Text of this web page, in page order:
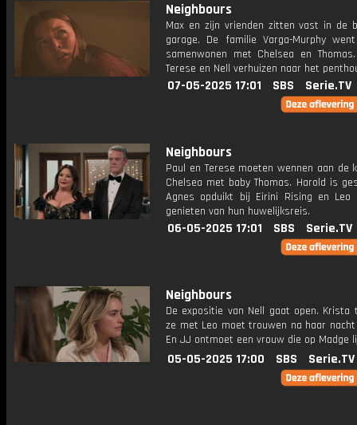
Neighbours
Max en zijn vrienden zitten vast in de
garage. De familie Varga-Murphy
samenwonen met Chelsea en
Terese en Nell verhuizen naar het
07-05-2025 17:01 SBS Serie.TV
Neighbours
Paul en Terese moeten wennen aan de
Chelsea met baby Thomas. Harold is
Agnes opduikt bij Eirini Rising en Leo
genieten van hun huwelijksreis.
06-05-2025 17:01 SBS Serie.TV
Neighbours
De expositie van Nell gaat open.
ze met Leo moet trouwen na haar
En JJ ontmoet een vrouw die op Madge
05-05-2025 17:00 SBS Serie.TV